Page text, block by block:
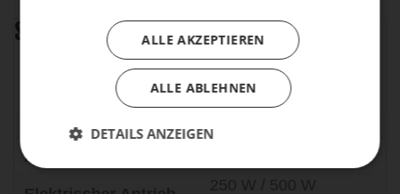
Spezifikation
Antriebssystem
Coboc Electric Drive,
Akkuspannung
36 V
Akkukapazität
ALLE AKZEPTIEREN
ALLE ABLEHNEN
DETAILS ANZEIGEN